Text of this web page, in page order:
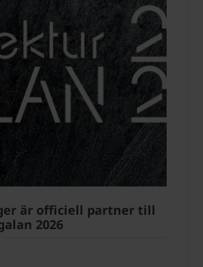
är officiell partner till
2026